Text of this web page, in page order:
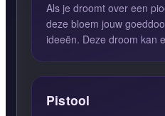
Als je droomt over een
deze bloem jouw
ideeën. Deze droom kan
Pistool